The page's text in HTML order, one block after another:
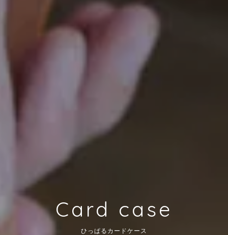
Card case
ひっぱるカードケース